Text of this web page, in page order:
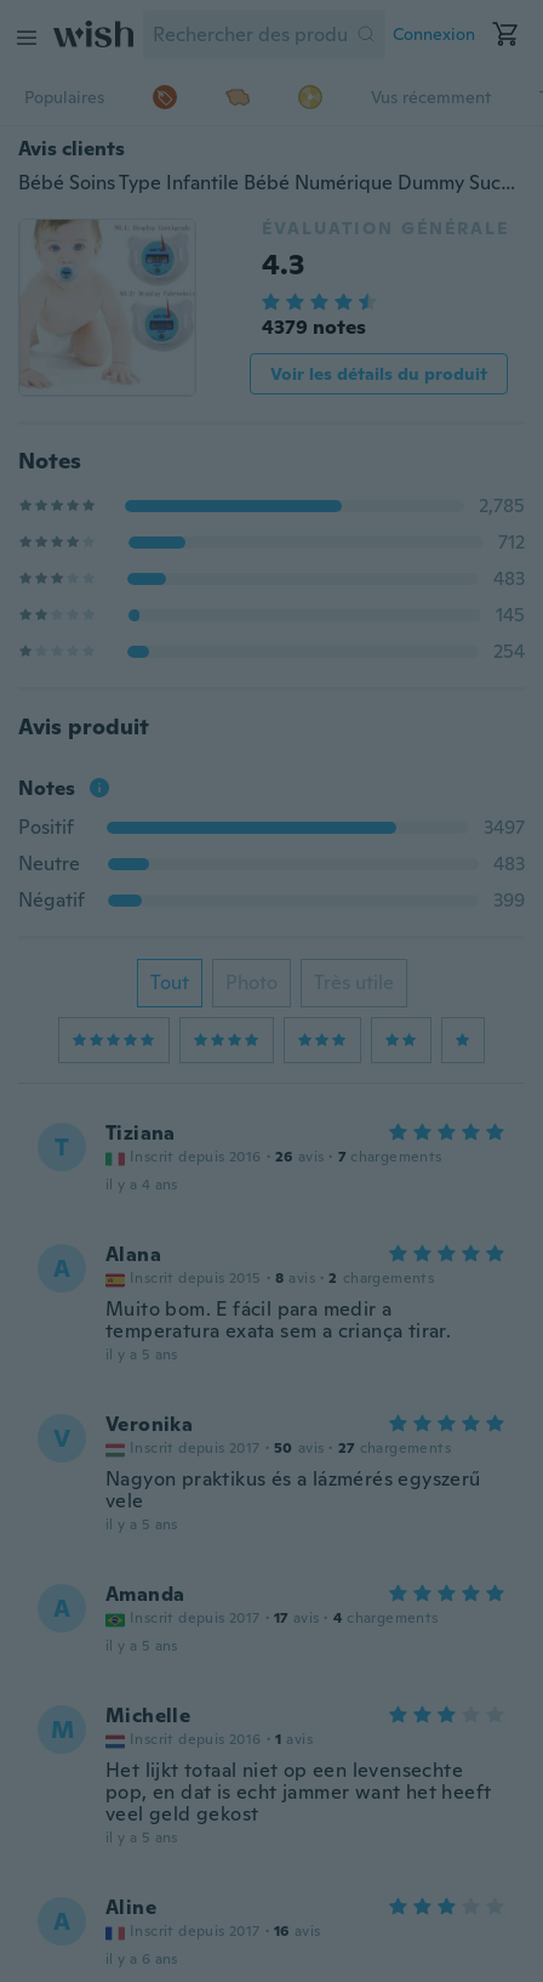
Connexion
Populaires Vus récemment
Avis clients
Bébé Soins Type Infantile Bébé Numérique Dummy Sucette Thermomètre Sucette Mamelon Sûr Pratique
ÉVALUATION GÉNÉRALE
4.3
4379 notes
Voir les détails du produit
Notes
2,785
712
483
145
254
Avis produit
Notes
Positif
3497
Neutre
483
Négatif
399
Tout Photo Très utile
T Tiziana
Inscrit depuis 2016 · 26 avis · 7 chargements
il y a 4 ans
A Alana
Inscrit depuis 2015 · 8 avis · 2 chargements
Muito bom. E fácil para medir a
temperatura exata sem a criança tirar.
il y a 5 ans
V Veronika
Inscrit depuis 2017 · 50 avis · 27 chargements
Nagyon praktikus és a lázmérés egyszerű
vele
il y a 5 ans
A Amanda
Inscrit depuis 2017 · 17 avis · 4 chargements
il y a 5 ans
M Michelle
Inscrit depuis 2016 · 1 avis
Het lijkt totaal niet op een levensechte
pop, en dat is echt jammer want het heeft
veel geld gekost
il y a 5 ans
A Aline
Inscrit depuis 2017 · 16 avis
il y a 6 ans